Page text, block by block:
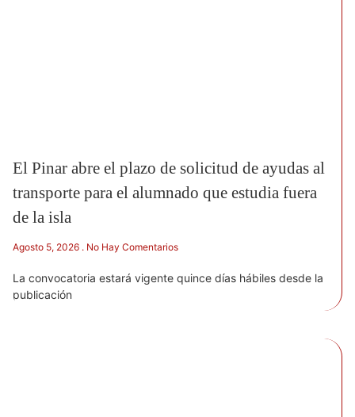
El Pinar abre el plazo de solicitud de ayudas al
transporte para el alumnado que estudia fuera
de la isla
Agosto 5, 2026 No Hay Comentarios
La convocatoria estará vigente quince días hábiles desde la
publicación